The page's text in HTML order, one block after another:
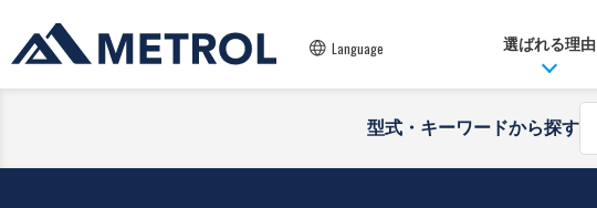
Language 選ばれる理由
型式・キーワードから探す